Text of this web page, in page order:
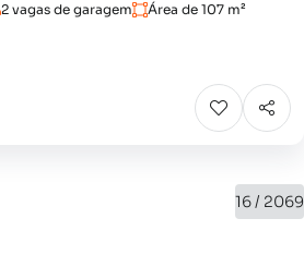
2 vagas de garagem Área de 107 m²
16 / 2069